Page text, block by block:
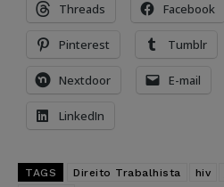
Threads Facebook
Pinterest Tumblr
Nextdoor E-mail
LinkedIn
TAGS Direito Trabalhista hiv